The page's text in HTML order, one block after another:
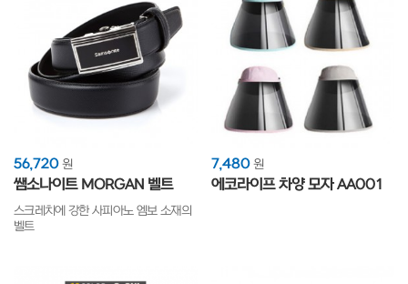
56,720 원
쌤소나이트 MORGAN 벨트
스크레치에 강한 사피아노 엠보 소재의
벨트
7,480 원
에코라이프 차양 모자 AA001